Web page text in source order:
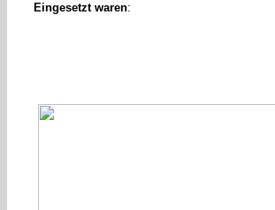
Eingesetzt waren: